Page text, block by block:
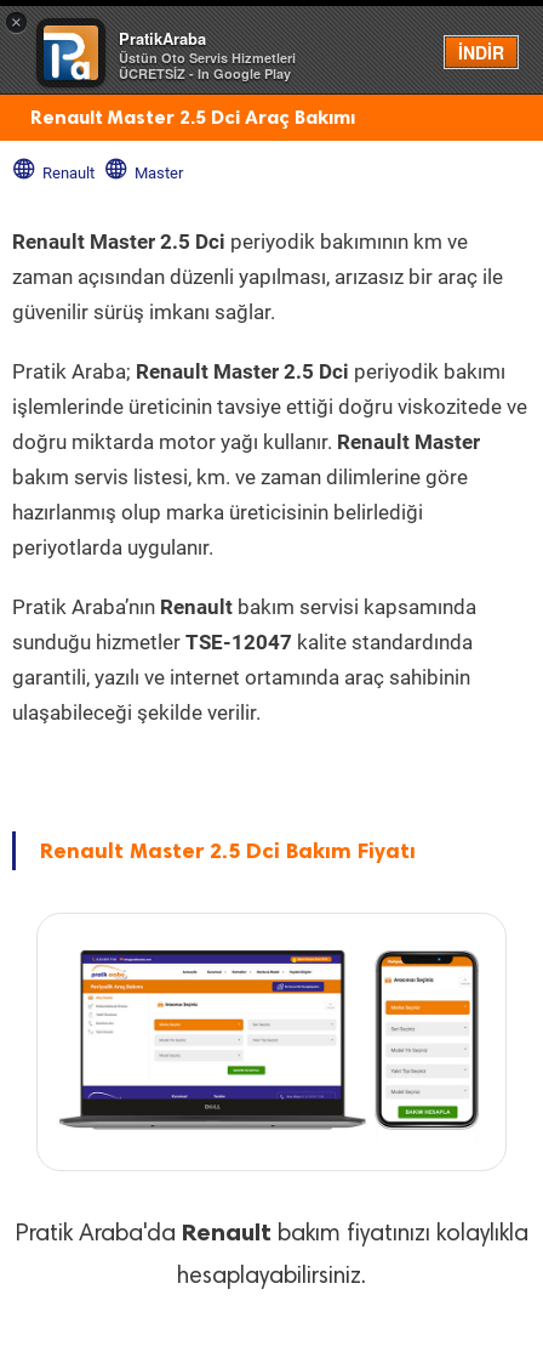
×
PratikAraba
Üstün Oto Servis Hizmetleri
ÜCRETSİZ - In Google Play
İNDİR
Menü
Renault Master 2.5 Dci Araç Bakımı
Renault Master
Renault Master 2.5 Dci periyodik bakımının km ve
zaman açısından düzenli yapılması, arızasız bir araç ile
güvenilir sürüş imkanı sağlar.
Pratik Araba; Renault Master 2.5 Dci periyodik bakımı
işlemlerinde üreticinin tavsiye ettiği doğru viskozitede ve
doğru miktarda motor yağı kullanır. Renault Master
bakım servis listesi, km. ve zaman dilimlerine göre
hazırlanmış olup marka üreticisinin belirlediği
periyotlarda uygulanır.
Pratik Araba’nın Renault bakım servisi kapsamında
sunduğu hizmetler TSE-12047 kalite standardında
garantili, yazılı ve internet ortamında araç sahibinin
ulaşabileceği şekilde verilir.
Renault Master 2.5 Dci Bakım Fiyatı
Pratik Araba'da Renaultbakım fiyatınızı kolaylıkla
hesaplayabilirsiniz.